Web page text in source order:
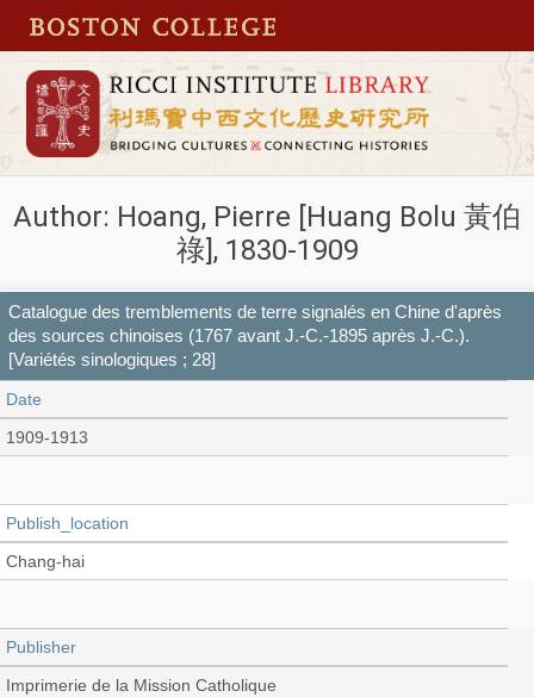
Author: Hoang, Pierre [Huang Bolu 黃伯
祿], 1830-1909
Catalogue des tremblements de terre signalés en Chine d'après
des sources chinoises (1767 avant J.-C.-1895 après J.-C.).
[Variétés sinologiques ; 28]
Date
1909-1913
Publish_location
Chang-hai
Publisher
Imprimerie de la Mission Catholique